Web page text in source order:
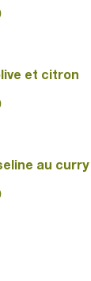
et citron
au curry